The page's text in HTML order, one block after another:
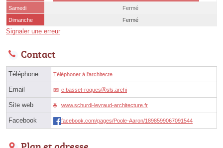
Samedi
Fermé
Dimanche
Fermé
Signaler une erreur
Contact
Téléphone Téléphoner à l'architecte
Email e.basset-roquesⓐsls.archi
Site web www.schurdi-levraud-architecture.fr
Facebook facebook.com/pages/Poole-Aaron/1898599067091544